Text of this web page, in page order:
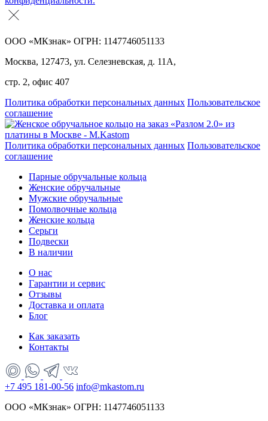
ООО «МКзнак» ОГРН: 1147746051133
Москва, 127473, ул. Селезневская, д. 11А,
стр. 2, офис 407
Политика обработки персональных данных Пользовательское
соглашение
Политика обработки персональных данных Пользовательское
соглашение
Парные обручальные кольца
Женские обручальные
Мужские обручальные
Помолвочные кольца
Женские кольца
Серьги
Подвески
В наличии
О нас
Гарантии и сервис
Отзывы
Доставка и оплата
Блог
Как заказать
Контакты
+7 495 181-00-56 info@mkastom.ru
ООО «МКзнак» ОГРН: 1147746051133